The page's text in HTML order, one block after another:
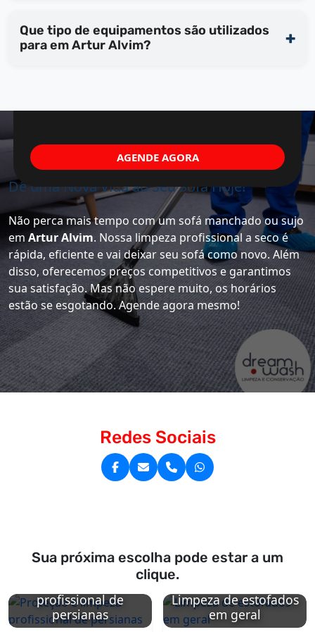
Que tipo de equipamentos são utilizados
para em Artur Alvim?
Dê uma Nova Vida ao Seu Sofá Hoje!
Não perca mais tempo com um sofá manchado ou sujo
em Artur Alvim. Nossa limpeza profissional a seco é
rápida, eficiente e vai deixar seu sofá como novo. Além
disso, oferecemos preços competitivos e garantimos
sua satisfação. Mas não espere muito, os horários
estão se esgotando. Agende agora mesmo!
AGENDE AGORA
Redes Sociais
Sua próxima escolha pode estar a um
clique.
profissional de
persianas
Limpeza de estofados
em geral